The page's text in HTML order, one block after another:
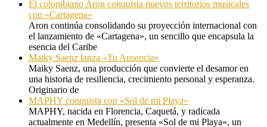
El colombiano Aron conquista nuevos territorios musicales
con «Cartagena»
Aron continúa consolidando su proyección internacional con
el lanzamiento de «Cartagena», un sencillo que encapsula la
esencia del Caribe
Maiky Saenz lanza «Tu Ausencia»
Maiky Saenz, una producción que convierte el desamor en
una historia de resiliencia, crecimiento personal y esperanza.
Originario de
MAPHY conquista con «Sol de mi Playa»
MAPHY, nacida en Florencia, Caquetá, y radicada
actualmente en Medellín, presenta «Sol de mi Playa», un